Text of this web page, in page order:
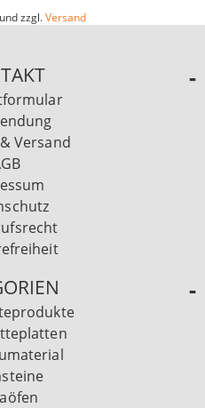
zzgl.Versand
Versand